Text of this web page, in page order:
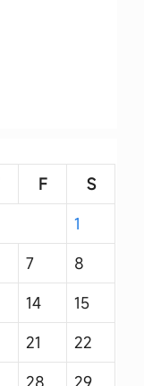
F
S
1
7
8
14
15
21
22
28 29